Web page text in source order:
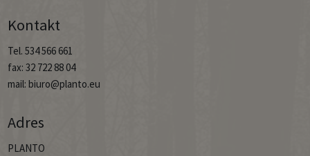
Kontakt
Tel. 534 566 661
fax: 32 722 88 04
mail: biuro@planto.eu
Adres
PLANTO